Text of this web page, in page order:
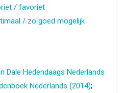
/ favoriet
/ zo goed mogelijk
Dale Hedendaags Nederlands
Nederlands (2014);